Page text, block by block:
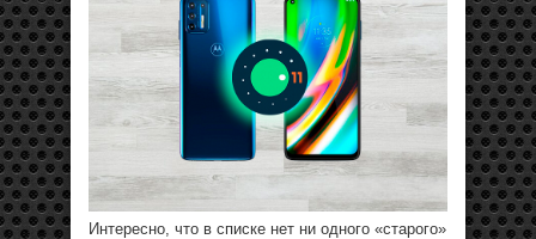
Интересно, что в списке нет ни одного «старого»